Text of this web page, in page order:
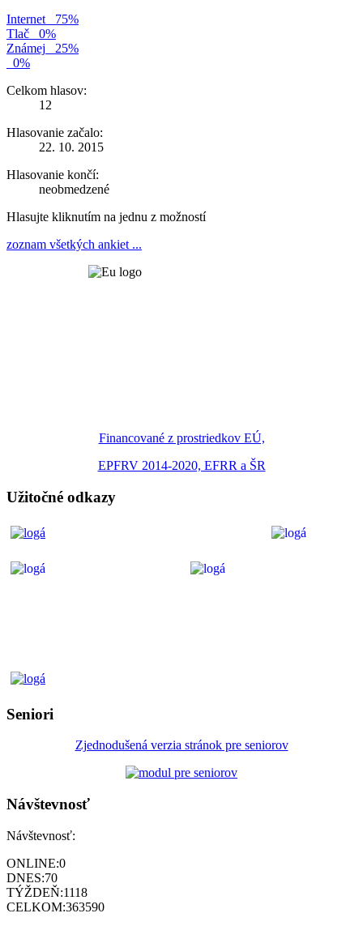
Internet
75%
Tlač
0%
Známej
25%
0%
Celkom hlasov:
12
Hlasovanie začalo:
22. 10. 2015
Hlasovanie končí:
neobmedzené
Hlasujte kliknutím na jednu z možností
zoznam všetkých ankiet ...
Financované z prostriedkov EÚ,
EPFRV 2014-2020, EFRR a ŠR
Užitočné odkazy
Seniori
Zjednodušená verzia stránok pre seniorov
Návštevnosť
Návštevnosť:
ONLINE:0
DNES:70
TÝŽDEŇ:1118
CELKOM:363590